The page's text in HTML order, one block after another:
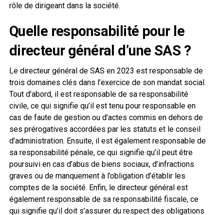
rôle de dirigeant dans la société.
Quelle responsabilité pour le
directeur général d’une SAS ?
Le directeur général de SAS en 2023 est responsable de
trois domaines clés dans l’exercice de son mandat social.
Tout d’abord, il est responsable de sa responsabilité
civile, ce qui signifie qu’il est tenu pour responsable en
cas de faute de gestion ou d’actes commis en dehors de
ses prérogatives accordées par les statuts et le conseil
d’administration. Ensuite, il est également responsable de
sa responsabilité pénale, ce qui signifie qu’il peut être
poursuivi en cas d’abus de biens sociaux, d’infractions
graves ou de manquement à l’obligation d’établir les
comptes de la société. Enfin, le directeur général est
également responsable de sa responsabilité fiscale, ce
qui signifie qu’il doit s’assurer du respect des obligations